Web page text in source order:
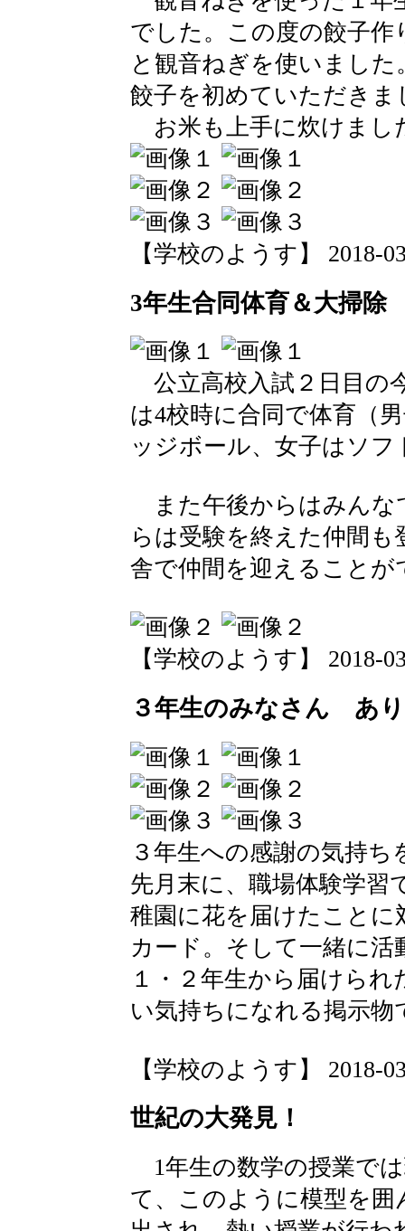
でした。この度の餃子
と観音ねぎを使いまし
餃子を初めていただき
お米も上手に炊けまし
【学校のようす】 2018-
3年生合同体育＆大掃除
公立高校入試２日目の
は4校時に合同で体育（
ッジボール、女子はソ
また午後からはみんな
らは受験を終えた仲間
舎で仲間を迎えることが
【学校のようす】 2018-
３年生のみなさん あ
３年生への感謝の気持
先月末に、職場体験学習
稚園に花を届けたこと
カード。そして一緒に
１・２年生から届けら
い気持ちになれる掲示物
【学校のようす】 2018-
世紀の大発見！
1年生の数学の授業で
て、このように模型を